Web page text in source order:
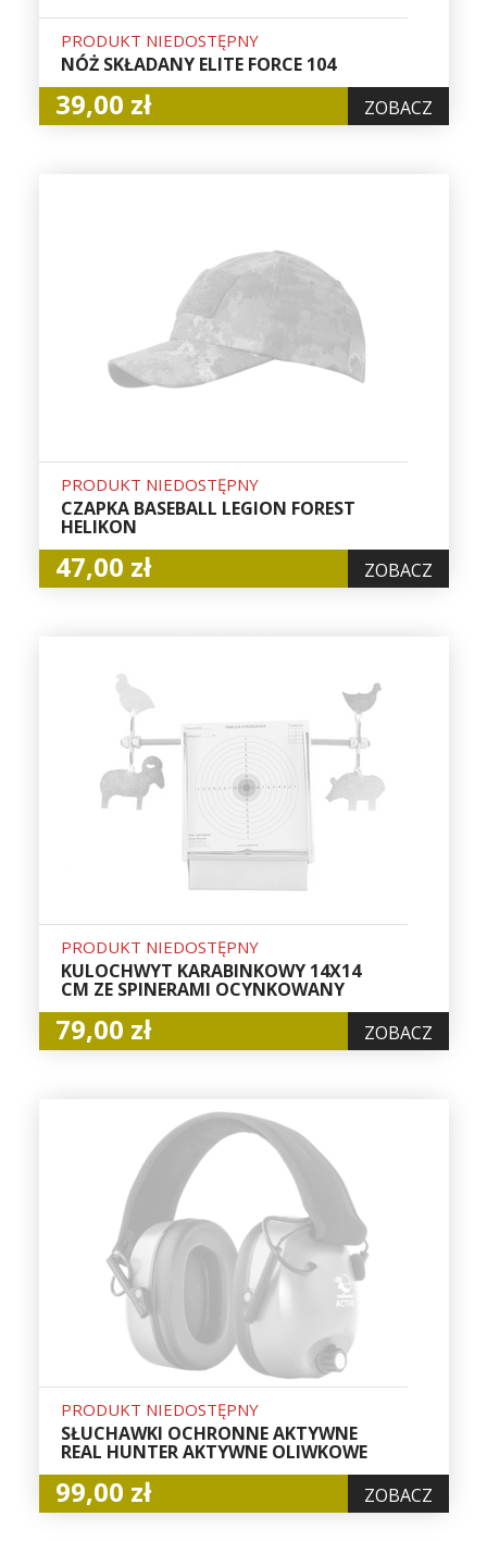
PRODUKT NIEDOSTĘPNY
NÓŻ SKŁADANY ELITE FORCE 104
39,00 zł ZOBACZ
PRODUKT NIEDOSTĘPNY
CZAPKA BASEBALL LEGION FOREST
HELIKON
47,00 zł ZOBACZ
PRODUKT NIEDOSTĘPNY
KULOCHWYT KARABINKOWY 14X14
CM ZE SPINERAMI OCYNKOWANY
79,00 zł ZOBACZ
PRODUKT NIEDOSTĘPNY
SŁUCHAWKI OCHRONNE AKTYWNE
REAL HUNTER AKTYWNE OLIWKOWE
99,00 zł ZOBACZ